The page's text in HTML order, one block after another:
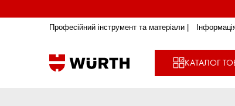
Професійний інструмент та матеріали |
КАТАЛОГ